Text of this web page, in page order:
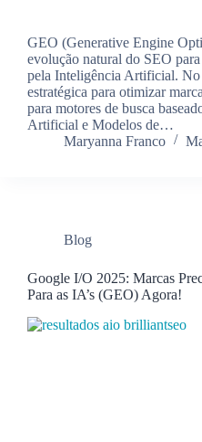
GEO (Generative Engine
evolução natural do SEO
pela Inteligência Artificial. No
estratégica para otimizar
para motores de busca
Artificial e Modelos de…
Maryanna Franco
Blog
Google I/O 2025: Marcas
Para as IA’s (GEO) Agora!